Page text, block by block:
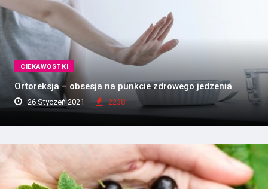
CIEKAWOSTKI
Ortoreksja – obsesja na punkcie zdrowego jedzenia
26 Styczeń 2021 2238